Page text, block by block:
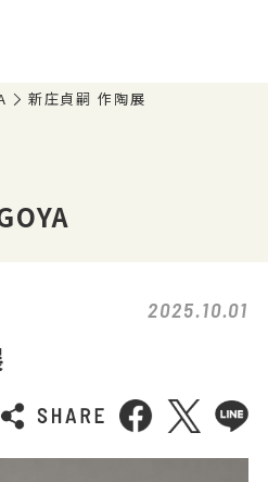
新庄貞嗣 作陶展
2025.10.01